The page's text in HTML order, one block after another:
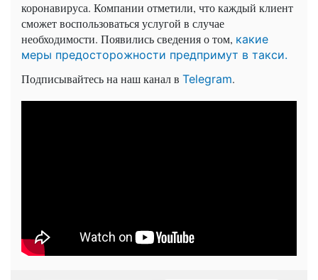
коронавируса. Компании отметили, что каждый клиент
сможет воспользоваться услугой в случае
необходимости. Появились сведения о том, какие
меры предосторожности предпримут в такси.
Подписывайтесь на наш канал в Telegram.